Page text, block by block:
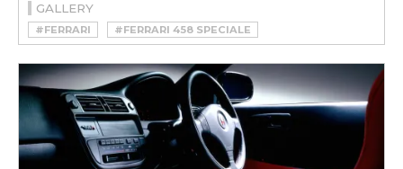
GALLERY
#FERRARI #FERRARI 458 SPECIALE